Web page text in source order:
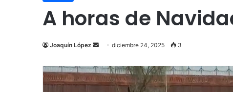
A horas de
Joaquín López
Send
email
diciembre 24, 2025 3